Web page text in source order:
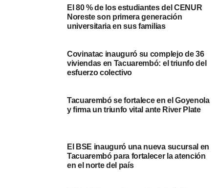
Durante su estadía en el centro penitenciario, Méndez
permaneció la totalidad del tiempo en una “celda de
instalaciones consisten en recintos de dimensiones
reducidas, con escasa ventilación y luz solar, y en el caso
reclusión como “cruel, inhumano o degradante”,
El 80 % de los estudiantes del CENUR
Noreste son primera generación
universitaria en sus familias
Covinatac inauguró su complejo de 36
viviendas en Tacuarembó: el triunfo del
esfuerzo colectivo
Tacuarembó se fortalece en el Goyenola
y firma un triunfo vital ante River Plate
El BSE inauguró una nueva sucursal en
Tacuarembó para fortalecer la atención
en el norte del país